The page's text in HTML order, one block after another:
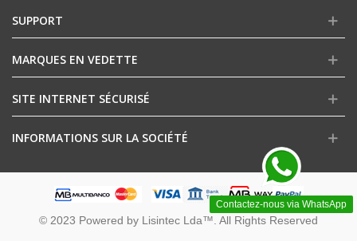
Contactez-nous via WhatsApp
SUPPORT
MARQUES EN VEDETTE
SITE INTERNET SÉCURISÉ
INFORMATIONS SUR LA SOCIÉTÉ
© 2023 Powered by Lisintec Lda™. All Rights Reserved